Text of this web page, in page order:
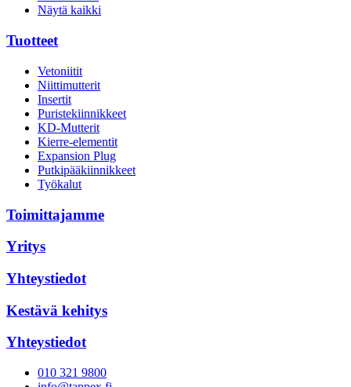
Näytä kaikki
Tuotteet
Vetoniitit
Niittimutterit
Insertit
Puristekiinnikkeet
KD-Mutterit
Kierre-elementit
Expansion Plug
Putkipääkiinnikkeet
Työkalut
Toimittajamme
Yritys
Yhteystiedot
Kestävä kehitys
Yhteystiedot
010 321 9800